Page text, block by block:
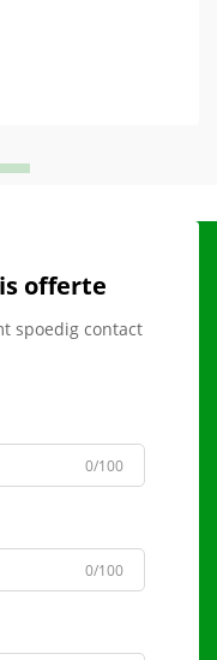
offerte
spoedig contact
0/100
0/100